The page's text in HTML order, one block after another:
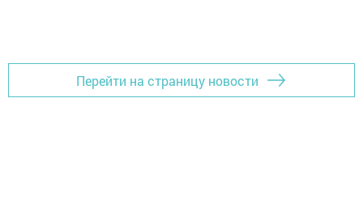
Перейти на страницу новости